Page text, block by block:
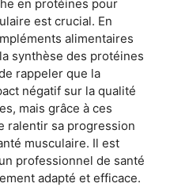
en protéines pour
est crucial. En
alimentaires
synthèse des protéines
rappeler que la
négatif sur la qualité
mais grâce à ces
ralentir sa progression
musculaire. Il est
professionnel de santé
adapté et efficace.